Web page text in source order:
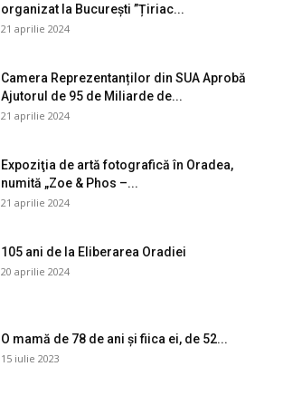
organizat la București ”Țiriac...
21 aprilie 2024
Camera Reprezentanților din SUA Aprobă
Ajutorul de 95 de Miliarde de...
21 aprilie 2024
Expoziţia de artă fotografică în Oradea,
numită „Zoe & Phos –...
21 aprilie 2024
105 ani de la Eliberarea Oradiei
20 aprilie 2024
O mamă de 78 de ani și fiica ei, de 52...
15 iulie 2023